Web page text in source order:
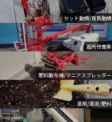
セット動噴/背負動噴
高所作業車
肥料散布機/マニアスプレッダー
薬剤/薬液/肥料